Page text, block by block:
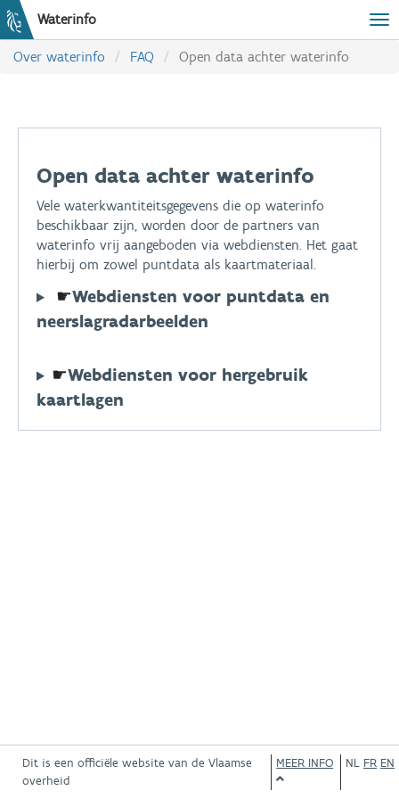
Waterinfo
Over waterinfo FAQ Open data achter waterinfo
Open data achter waterinfo
Vele waterkwantiteitsgegevens die op waterinfo
beschikbaar zijn, worden door de partners van
waterinfo vrij aangeboden via webdiensten. Het gaat
hierbij om zowel puntdata als kaartmateriaal.
☛Webdiensten voor puntdata en
neerslagradarbeelden
☛Webdiensten voor hergebruik
kaartlagen
Dit is een officiële website van de Vlaamse
overheid
MEER INFO NL FR EN